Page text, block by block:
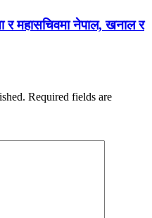
र महासचिवमा नेपाल, खनाल र
Required fields are